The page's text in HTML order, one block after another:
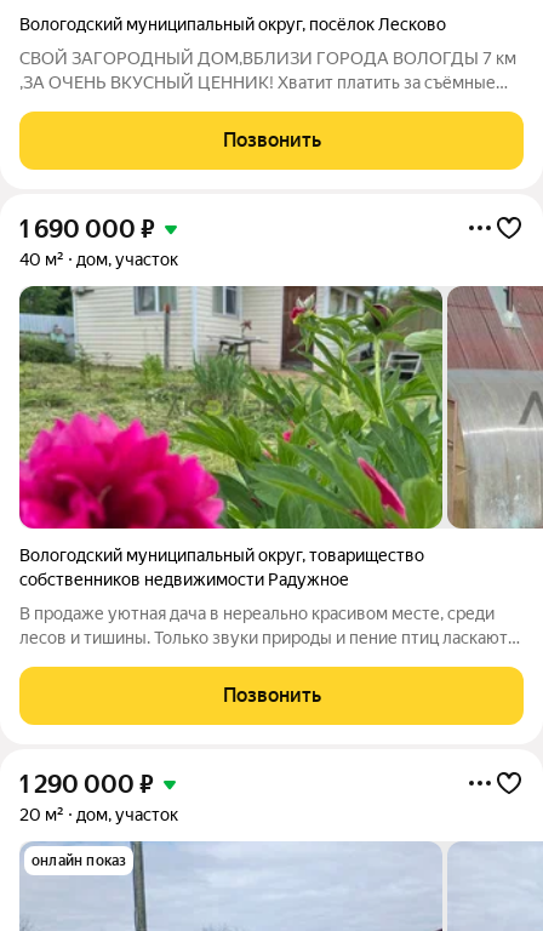
Вологодский муниципальный округ, посёлок Лесково
СВОЙ ЗАГОРОДНЫЙ ДОМ,ВБЛИЗИ ГОРОДА ВОЛОГДЫ 7 км
,ЗА ОЧЕНЬ ВКУСНЫЙ ЦЕННИК! Хватит платить за съёмные
дома,построен в 2021 году. Дом 80 кв/м с продуманной
планировкой. Две спальни, просторная
Позвонить
1 690 000 ₽
40 м² дом, участок
Вологодский муниципальный округ,товарищество
собственников недвижимости Радужное
В продаже уютная дача в нереально красивом месте, среди
лесов и тишины. Только звуки природы и пение птиц ласкают
гостевой домик, большая добротная баня из Верховажского
леса, гараж, кессон
Позвонить
1 290 000 ₽
20 м² дом, участок
онлайн показ